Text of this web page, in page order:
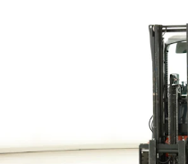
176243 TOYOTA 8-FBE-15-T